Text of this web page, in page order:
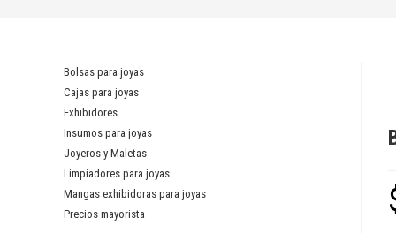
Bolsas para joyas
Cajas para joyas
Exhibidores
Insumos para joyas
Joyeros y Maletas
Limpiadores para joyas
Mangas exhibidoras para joyas
Precios mayorista